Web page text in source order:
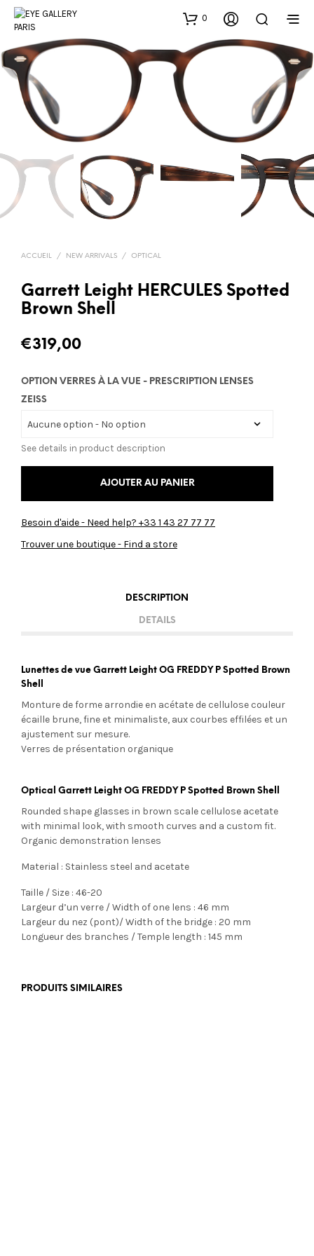
0
ACCUEIL / NEW ARRIVALS / OPTICAL
Garrett Leight HERCULES Spotted
Brown Shell
€319,00
OPTION VERRES À LA VUE - PRESCRIPTION LENSES
ZEISS
See details in product description
AJOUTER AU PANIER
Besoin d'aide - Need help? +33 1 43 27 77 77
Trouver une boutique - Find a store
DESCRIPTION
DETAILS
Lunettes de vue Garrett Leight OG FREDDY P Spotted Brown
Shell
Monture de forme arrondie en acétate de cellulose couleur
écaille brune, fine et minimaliste, aux courbes effilées et un
ajustement sur mesure.
Verres de présentation organique
Optical Garrett Leight OG FREDDY P Spotted Brown Shell
Rounded shape glasses in brown scale cellulose acetate
with minimal look, with smooth curves and a custom fit.
Organic demonstration lenses
Material : Stainless steel and acetate
Taille / Size : 46-20
Largeur d’un verre / Width of one lens : 46 mm
Largeur du nez (pont)/ Width of the bridge : 20 mm
Longueur des branches / Temple length : 145 mm
PRODUITS SIMILAIRES